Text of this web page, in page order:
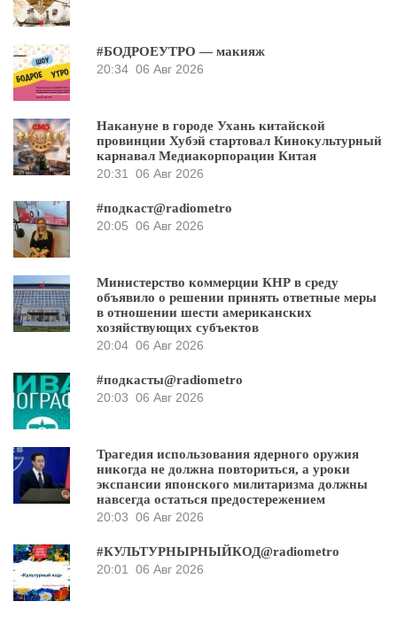
#БОДРОЕУТРО — макияж
20:34 06 Авг 2026
Накануне в городе Ухань китайской
провинции Хубэй стартовал Кинокультурный
карнавал Медиакорпорации Китая
20:31
06 Авг 2026
#подкаст@radiometro
20:05 06 Авг 2026
Министерство коммерции КНР в среду
объявило о решении принять ответные меры
в отношении шести американских
хозяйствующих субъектов
20:04 06 Авг 2026
#подкасты@radiometro
20:03 06 Авг 2026
Трагедия использования ядерного оружия
никогда не должна повториться, а уроки
экспансии японского милитаризма должны
навсегда остаться предостережением
20:03 06 Авг 2026
#КУЛЬТУРНЫРНЫЙКОД@radiometro
20:01
06 Авг 2026